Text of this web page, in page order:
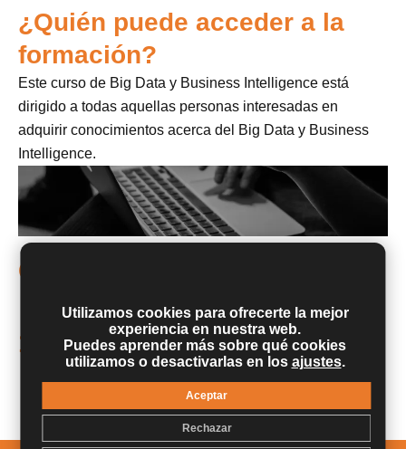
¿Quién puede acceder a la
formación?
Este curso de Big Data y Business Intelligence está
dirigido a todas aquellas personas interesadas en
adquirir conocimientos acerca del Big Data y Business
Intelligence.
Objetivos
1.
necesarios para comenzar a desarrollar funciones
profesionales relacionadas con las tecnologías de
los datos y su explotación con diferentes
herramientas y técnicas
Utilizamos cookies para ofrecerte la mejor
experiencia en nuestra web.
Puedes aprender más sobre qué cookies
utilizamos o desactivarlas en losajustes.
Aceptar
Rechazar